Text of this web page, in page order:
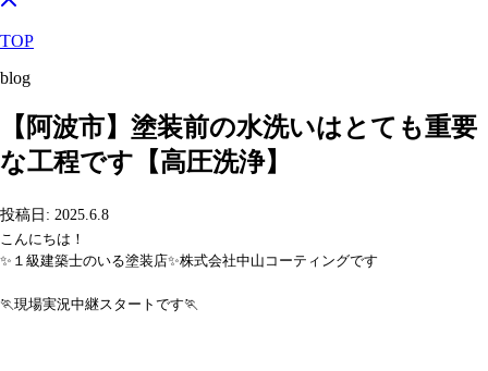
TOP
blog
【阿波市】塗装前の水洗いはとても重要
な工程です【高圧洗浄】
投稿日: 2025.6.8
こんにちは！
✨１級建築士のいる塗装店✨株式会社中山コーティングです
🏃現場実況中継スタートです🏃